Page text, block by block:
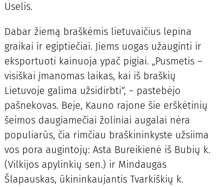
Uselis.
Dabar žiemą braškėmis lietuvaičius lepina
graikai ir egiptiečiai. Jiems uogas užauginti ir
eksportuoti kainuoja ypač pigiai. „Pusmetis –
visiškai įmanomas laikas, kai iš braškių
Lietuvoje galima užsidirbti“, − pastebėjo
pašnekovas. Beje, Kauno rajone šie erškėtinių
šeimos daugiamečiai žoliniai augalai nėra
populiarūs, čia rimčiau braškininkyste užsiima
vos pora augintojų: Asta Bureikienė iš Bubių k.
(Vilkijos apylinkių sen.) ir Mindaugas
Šlapauskas, ūkininkaujantis Tvarkiškių k.